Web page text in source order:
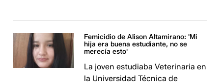
Femicidio de Alison Altamirano: 'Mi
hija era buena estudiante, no se
merecía esto'
La joven estudiaba Veterinaria en
la Universidad Técnica de